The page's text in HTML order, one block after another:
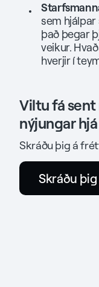
sem
það þegar
veikur.
hverjir í
Viltu fá
nýjungar
Skráðu þig á
Skráðu
a